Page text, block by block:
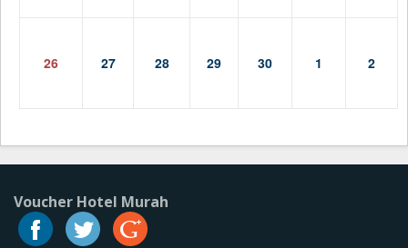
26 27 28 29 30 1 2
Voucher Hotel Murah